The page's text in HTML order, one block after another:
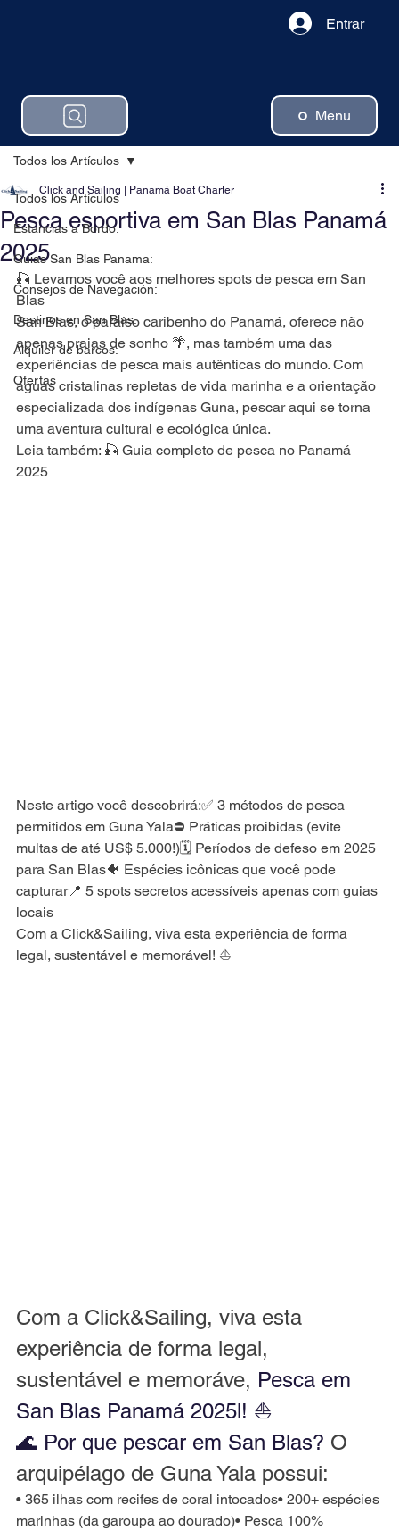
Menu
Entrar
Todos los Artículos
Estancias a Bordo:
Guias San Blas Panama:
Consejos de Navegación:
Destinos en San Blas:
Alquiler de barcos:
Ofertas
Todos los Artículos
Pesca esportiva em San Blas Panamá
2025
Click and Sailing | Panamá Boat Charter
🎣 Levamos você aos melhores spots de pesca em San
Blas
San Blas, o paraíso caribenho do Panamá, oferece não
apenas praias de sonho 🌴, mas também uma das
experiências de pesca mais autênticas do mundo. Com
águas cristalinas repletas de vida marinha e a orientação
especializada dos indígenas Guna, pescar aqui se torna
uma aventura cultural e ecológica única.
Leia também: 🎣 Guia completo de pesca no Panamá
2025
Neste artigo você descobrirá:✅ 3 métodos de pesca
permitidos em Guna Yala⛔ Práticas proibidas (evite
multas de até US$ 5.000!)🗓️ Períodos de defeso em 2025
para San Blas🐠 Espécies icônicas que você pode
capturar📍 5 spots secretos acessíveis apenas com guias
locais
Com a Click&Sailing, viva esta experiência de forma
legal, sustentável e memorável! ⛵
Com a Click&Sailing, viva esta
experiência de forma legal,
sustentável e memoráve, Pesca em
San Blas Panamá 2025l! ⛵
🌊 Por que pescar em San Blas? O
arquipélago de Guna Yala possui:
• 365 ilhas com recifes de coral intocados• 200+ espécies
marinhas (da garoupa ao dourado)• Pesca 100%